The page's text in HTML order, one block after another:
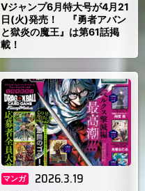
Vジャンプ6月特大号が4月21
日(火)発売！ 『勇者アバン
と獄炎の魔王』は第61話掲
載！
マンガ 2026.3.19